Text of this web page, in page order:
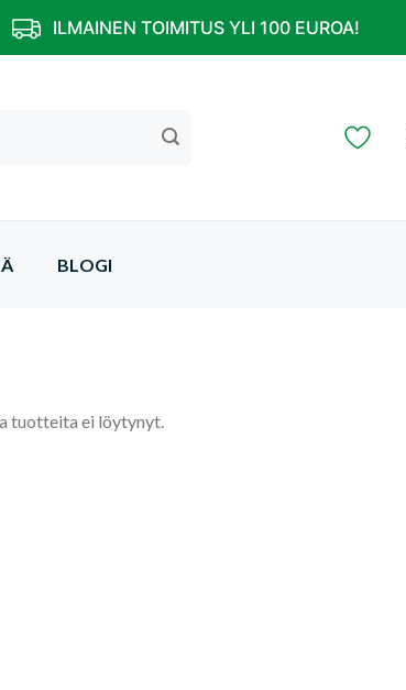
ILMAINEN TOIMITUS YLI 100 EUROA!
BLOGI
tuotteita ei löytynyt.